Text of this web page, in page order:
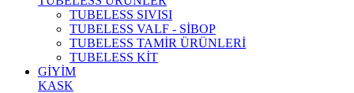
TUBELESS SIVISI
TUBELESS VALF - SİBOP
TUBELESS TAMİR ÜRÜNLERİ
TUBELESS KİT
GİYİM
KASK